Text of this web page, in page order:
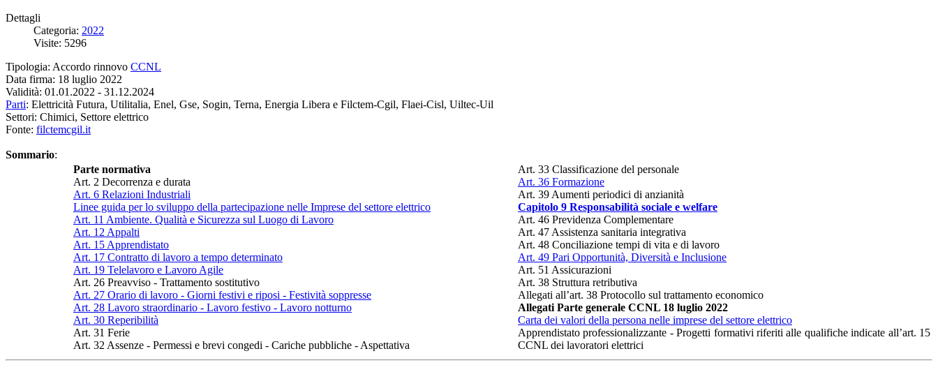
Dettagli
Categoria: 2022
Visite: 5296
Tipologia: Accordo rinnovo CCNL
Data firma: 18 luglio 2022
Validità: 01.01.2022 - 31.12.2024
Parti: Elettricità Futura, Utilitalia, Enel, Gse, Sogin, Terna, Energia Libera e Filctem-Cgil, Flaei-Cisl, Uiltec-Uil
Settori: Chimici, Settore elettrico
Fonte: filctemcgil.it
Sommario:
Parte normativa
Art. 2 Decorrenza e durata
Art. 6 Relazioni Industriali
Linee guida per lo sviluppo della partecipazione nelle Imprese del settore elettrico
Art. 11 Ambiente. Qualità e Sicurezza sul Luogo di Lavoro
Art. 12 Appalti
Art. 15 Apprendistato
Art. 17 Contratto di lavoro a tempo determinato
Art. 19 Telelavoro e Lavoro Agile
Art. 26 Preavviso - Trattamento sostitutivo
Art. 27 Orario di lavoro - Giorni festivi e riposi - Festività soppresse
Art. 28 Lavoro straordinario - Lavoro festivo - Lavoro notturno
Art. 30 Reperibilità
Art. 31 Ferie
Art. 32 Assenze - Permessi e brevi congedi - Cariche pubbliche - Aspettativa
Art. 33 Classificazione del personale
Art. 36 Formazione
Art. 39 Aumenti periodici di anzianità
Capitolo 9 Responsabilità sociale e welfare
Art. 46 Previdenza Complementare
Art. 47 Assistenza sanitaria integrativa
Art. 48 Conciliazione tempi di vita e di lavoro
Art. 49 Pari Opportunità, Diversità e Inclusione
Art. 51 Assicurazioni
Art. 38 Struttura retributiva
Allegati all’art. 38 Protocollo sul trattamento economico
Allegati Parte generale CCNL 18 luglio 2022
Carta dei valori della persona nelle imprese del settore elettrico
Apprendistato professionalizzante - Progetti formativi riferiti alle qualifiche indicate all’art. 15
CCNL dei lavoratori elettrici